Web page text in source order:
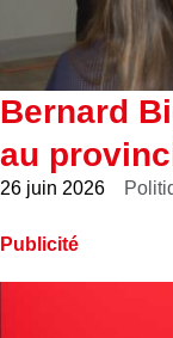
Bernard
au
26 juin 2026
Publicité